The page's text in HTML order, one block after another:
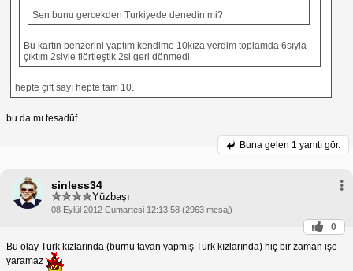
Sen bunu gercekden Turkiyede denedin mi?
Bu kartın benzerini yaptım kendime 10kıza verdim toplamda 6sıyla
çıktım 2siyle flörtleştik 2si geri dönmedi
hepte çift sayı hepte tam 10.
bu da mı tesadüf
Buna gelen 1 yanıtı gör.
sinless34
Yüzbaşı
08 Eylül 2012 Cumartesi 12:13:58 (2963 mesaj)
0
Bu olay Türk kızlarında (burnu tavan yapmış Türk kızlarında) hiç bir zaman işe
yaramaz